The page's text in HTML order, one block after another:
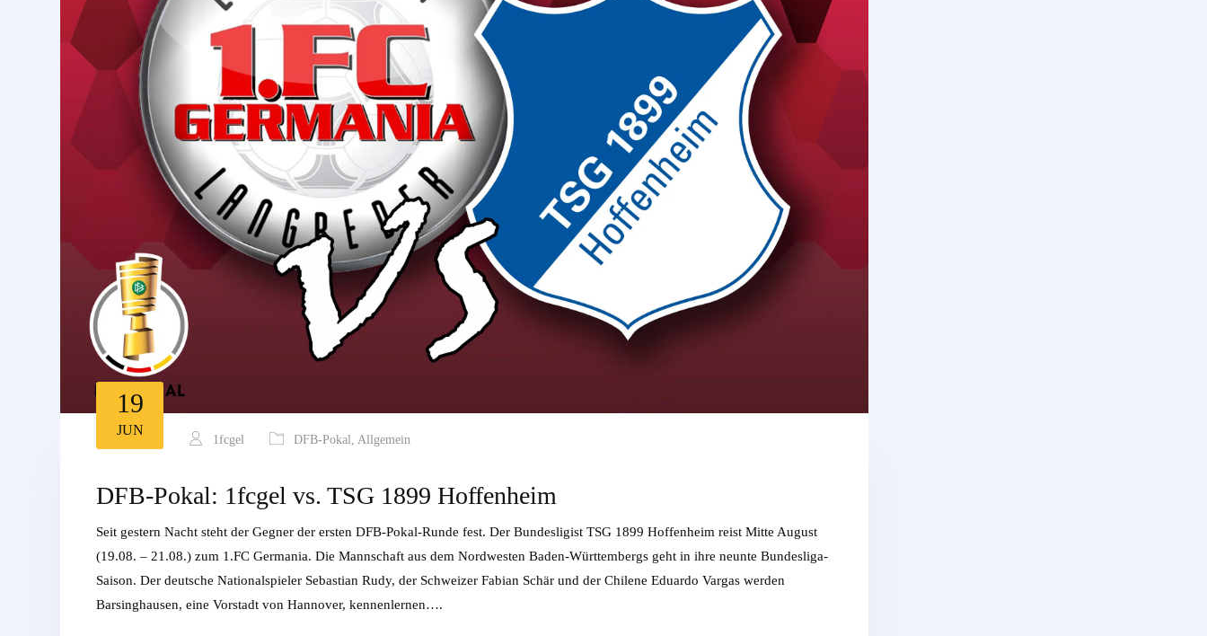
19
JUN
1fcgel DFB-Pokal, Allgemein
DFB-Pokal: 1fcgel vs. TSG 1899 Hoffenheim
Seit gestern Nacht steht der Gegner der ersten DFB-Pokal-Runde fest. Der Bundesligist TSG 1899 Hoffenheim reist Mitte August
(19.08. – 21.08.) zum 1.FC Germania. Die Mannschaft aus dem Nordwesten Baden-Württembergs geht in ihre neunte Bundesliga-
Saison. Der deutsche Nationalspieler Sebastian Rudy, der Schweizer Fabian Schär und der Chilene Eduardo Vargas werden
Barsinghausen, eine Vorstadt von Hannover, kennenlernen….